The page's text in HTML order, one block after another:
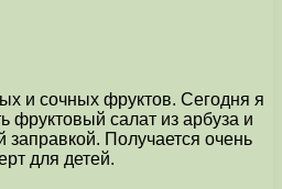
и сочных фруктов. Сегодня я
фруктовый салат из арбуза и
Получается очень
для детей.